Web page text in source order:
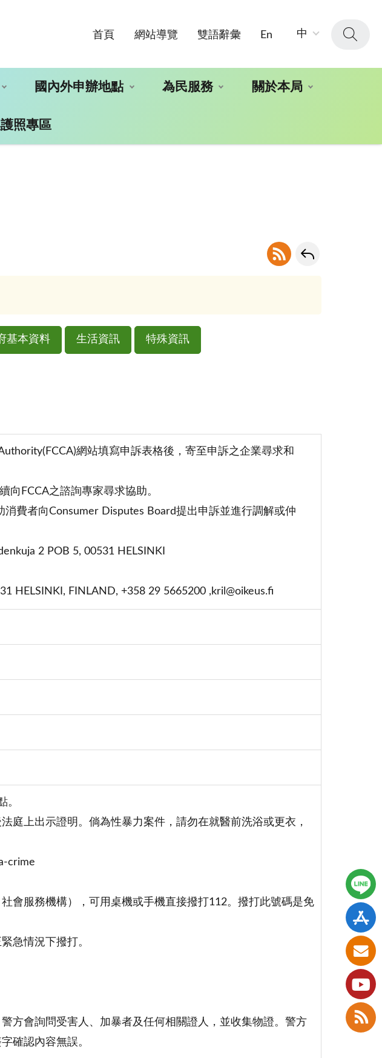
首頁 網站導覽 雙語辭彙 En 中
國內外申辦地點 為民服務 關於本局
照專區
基本資料 生活資訊 特殊資訊
網站填寫申訴表格後，寄至申訴之企業尋求和
向FCCA之諮詢專家尋求協助。
費者向Consumer Disputes Board提出申訴並進行調解或仲
2 POB 5, 00531 HELSINKI
HELSINKI, FINLAND, +358 29 5665200 ,kril@oikeus.fi
。
庭上出示證明。倘為性暴力案件，請勿在就醫前洗浴或更衣，
crime
會服務機構），可用桌機或手機直接撥打112。撥打此號碼是免
急情況下撥打。
方會詢問受害人、加暴者及任何相關證人，並收集物證。警方
確認內容無誤。